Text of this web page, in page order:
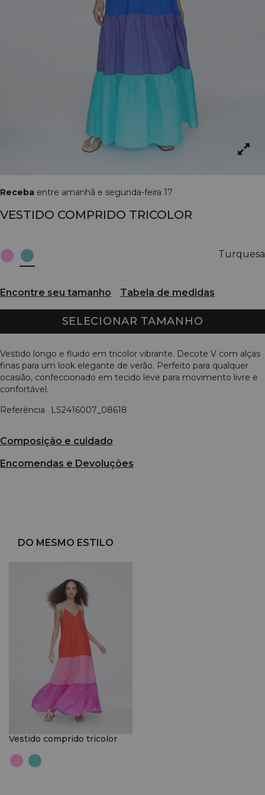
Receba entre amanhã e segunda-feira 17
VESTIDO COMPRIDO TRICOLOR
Turquesa
Encontre seu tamanho Tabela de medidas
SELECIONAR TAMANHO
Vestido longo e fluido em tricolor vibrante. Decote V com alças
finas para um look elegante de verão. Perfeito para qualquer
ocasião, confeccionado em tecido leve para movimento livre e
confortável.
Referência
LS2416007_08618
Composição e cuidado
Encomendas e Devoluções
DO MESMO ESTILO
Vestido comprido tricolor